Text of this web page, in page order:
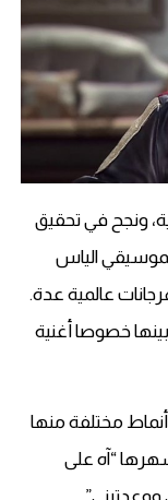
ونجح في تحقيق
الياس
عالمية عدة.
خصوصا أغنية
مختلفة منها
“آه على